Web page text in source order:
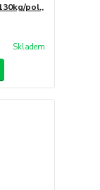
pol.,
Skladem